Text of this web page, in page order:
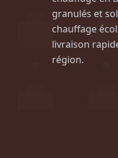
granulés et
chauffage
livraison
région.